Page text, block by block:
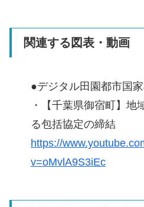
関連する図表・動画
●デジタル田園都市国
・【千葉県御宿町】地
る包括協定の締結
https://
v=oMvlA9S3iEc